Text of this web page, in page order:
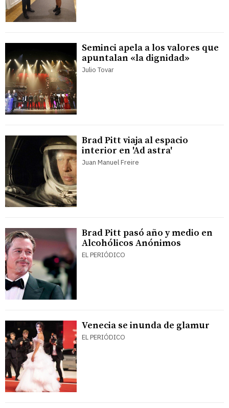
Seminci apela a los valores que
apuntalan «la dignidad»
Julio Tovar
Brad Pitt viaja al espacio
interior en 'Ad astra'
Juan Manuel Freire
Brad Pitt pasó año y medio en
Alcohólicos Anónimos
EL PERIÓDICO
Venecia se inunda de glamur
EL PERIÓDICO